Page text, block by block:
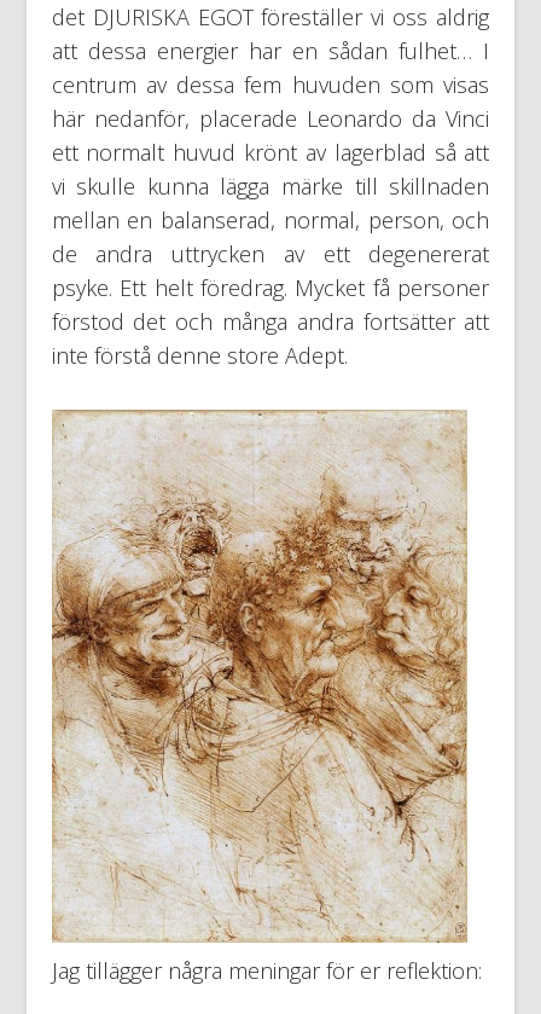
det DJURISKA EGOT föreställer vi oss aldrig
att dessa energier har en sådan fulhet… I
centrum av dessa fem huvuden som visas
här nedanför, placerade Leonardo da Vinci
ett normalt huvud krönt av lagerblad så att
vi skulle kunna lägga märke till skillnaden
mellan en balanserad, normal, person, och
de andra uttrycken av ett degenererat
psyke. Ett helt föredrag. Mycket få personer
förstod det och många andra fortsätter att
inte förstå denne store Adept.
Jag tillägger några meningar för er reflektion: